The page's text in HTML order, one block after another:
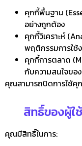
คุกกี้พื้นฐาน
อย่างถูกต้อง
คุกกี้วิเคราะห์
พฤติกรรมการใช้
คุกกี้การตลาด
กับความสนใจขอ
คุณสามารถปิดการใช้คุ
สิทธิ์ของผู้ใ
คุณมีสิทธิ์ในการ: